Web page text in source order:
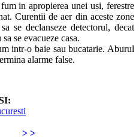
in apropierea unei usi, ferestre
Curentii de aer din aceste zone
se declanseze detectorul, decat
se evacueze casa.
intr-o baie sau bucatarie. Aburul
alarme false.
> >